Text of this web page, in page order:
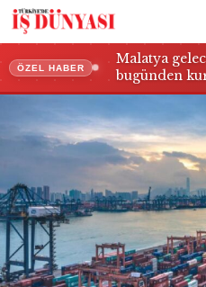
ÖZEL HABER
Malatya
bugünden